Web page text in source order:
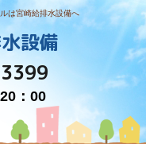
は宮崎給排水設備へ
設備
：00